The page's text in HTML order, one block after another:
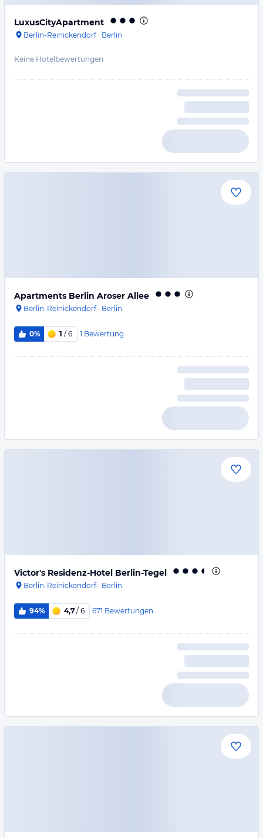
LuxusCityApartment
Berlin-Reinickendorf· Berlin
Keine Hotelbewertungen
Apartments Berlin Aroser Allee
Berlin-Reinickendorf· Berlin
0% 1 / 6 1 Bewertung
Victor's Residenz-Hotel Berlin-Tegel
Berlin-Reinickendorf· Berlin
94% 4,7 / 6 671 Bewertungen